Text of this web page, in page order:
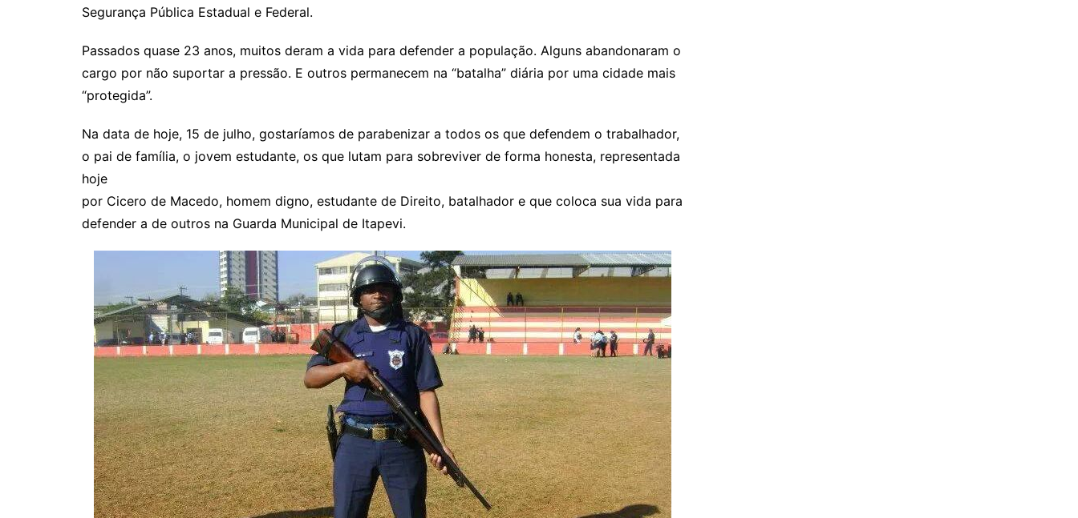
Segurança Pública Estadual e Federal.
Passados quase 23 anos, muitos deram a vida para defender a população. Alguns abandonaram o
cargo por não suportar a pressão. E outros permanecem na “batalha” diária por uma cidade mais
“protegida”.
Na data de hoje, 15 de julho, gostaríamos de parabenizar a todos os que defendem o trabalhador,
o pai de família, o jovem estudante, os que lutam para sobreviver de forma honesta, representada
hoje
por Cicero de Macedo, homem digno, estudante de Direito, batalhador e que coloca sua vida para
defender a de outros na Guarda Municipal de Itapevi.